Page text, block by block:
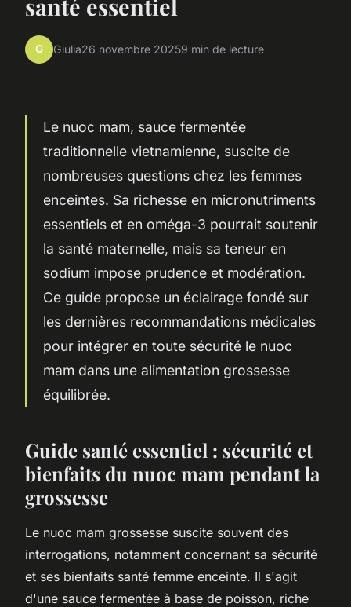
santé essentiel
G Giulia26 novembre 20259 min de lecture
Le nuoc mam, sauce fermentée
traditionnelle vietnamienne, suscite de
nombreuses questions chez les femmes
enceintes. Sa richesse en micronutriments
essentiels et en oméga-3 pourrait soutenir
la santé maternelle, mais sa teneur en
sodium impose prudence et modération.
Ce guide propose un éclairage fondé sur
les dernières recommandations médicales
pour intégrer en toute sécurité le nuoc
mam dans une alimentation grossesse
équilibrée.
Guide santé essentiel : sécurité et
bienfaits du nuoc mam pendant la
grossesse
Le nuoc mam grossesse suscite souvent des
interrogations, notamment concernant sa sécurité
et ses bienfaits santé femme enceinte. Il s'agit
d'une sauce fermentée à base de poisson, riche